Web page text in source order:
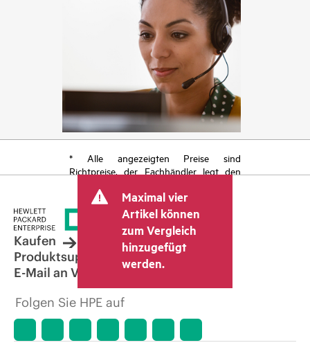
* Alle angezeigten Preise sind
Richtpreise, der Fachhändler legt den
kann weitere Gebühren wie
Mehrwertsteuer und Versandkosten
berücksichtigen. Der vom Fachhändler
festgelegte Transaktionspreis kann von
dem anderer Fachhändler und dem
angezeigten Richtpreis abweichen. Die
Richtpreise können zeitlich begrenzte
Sonderangebote enthalten. HPE behält
sich das Recht vor, jederzeit
Preisanpassungen vorzunehmen, u. a.
Marktbedingungen, der Einstellung von
Maximal vier
Artikel können
zum Vergleich
hinzugefügt
werden.
Kaufen
Produktsupport
E-Mail an Vertrieb
Folgen Sie HPE auf